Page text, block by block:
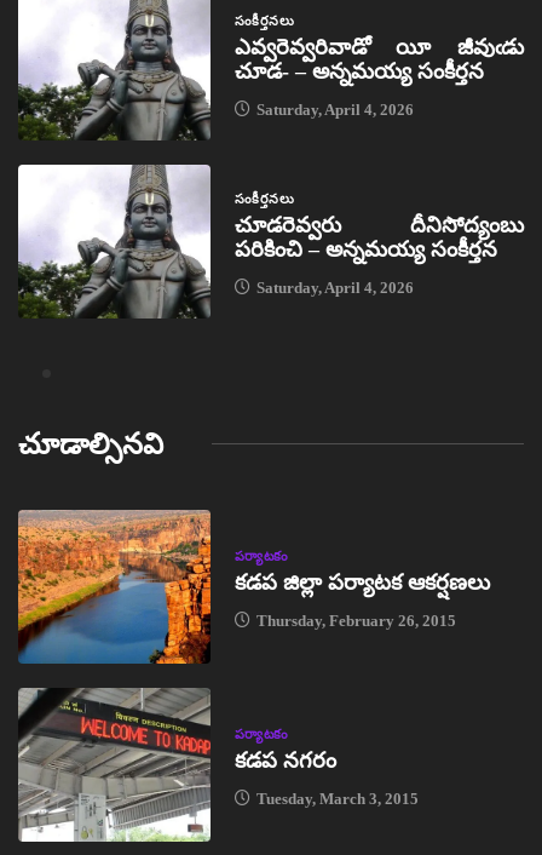
సంకీర్తనలు
ఎవ్వరెవ్వరివాడో యీ జీవుఁడు
చూడ- – అన్నమయ్య సంకీర్తన
Saturday, April 4, 2026
సంకీర్తనలు
చూడరెవ్వరు దీనిసోద్యంబు
పరికించి – అన్నమయ్య సంకీర్తన
Saturday, April 4, 2026
చూడాల్సినవి
పర్యాటకం
కడప జిల్లా పర్యాటక ఆకర్షణలు
Thursday, February 26, 2015
పర్యాటకం
కడప నగరం
Tuesday, March 3, 2015